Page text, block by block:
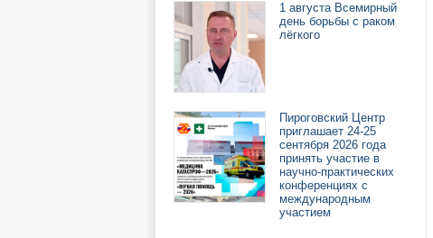
1 августа Всемирный
день борьбы с раком
лёгкого
Пироговский Центр
приглашает 24-25
сентября 2026 года
принять участие в
научно-практических
конференциях с
международным
участием